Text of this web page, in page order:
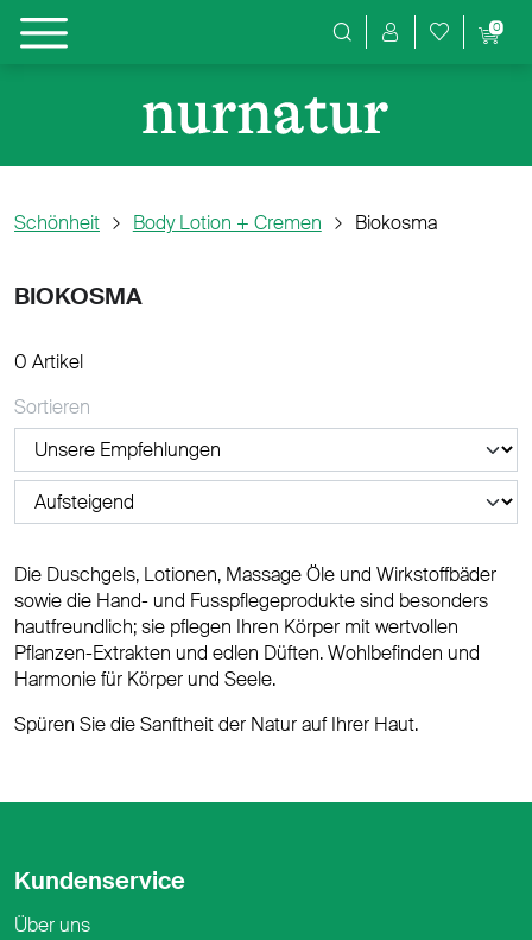
Produktsuche
0
Schönheit Body Lotion + Cremen Biokosma
BIOKOSMA
0 Artikel
Sortieren
Die Duschgels, Lotionen, Massage Öle und Wirkstoffbäder
sowie die Hand- und Fusspflegeprodukte sind besonders
hautfreundlich; sie pflegen Ihren Körper mit wertvollen
Pflanzen-Extrakten und edlen Düften. Wohlbefinden und
Harmonie für Körper und Seele.
Spüren Sie die Sanftheit der Natur auf Ihrer Haut.
Kundenservice
Über uns